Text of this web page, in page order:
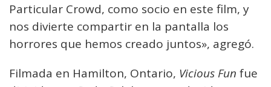
Particular Crowd, como socio en este film, y
nos divierte compartir en la pantalla los
horrores que hemos creado juntos», agregó.
Filmada en Hamilton, Ontario, Vicious Fun fue